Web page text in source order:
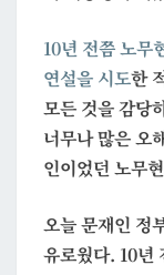
10년 전쯤 노무
연설을 시도한
모든 것을 감당
너무나 많은 오
인이었던 노무
오늘 문재인 정
유로웠다. 10년